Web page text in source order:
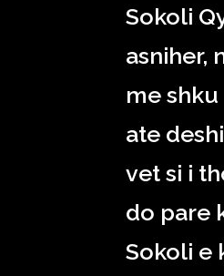
Sokoli
asniher,
me
ate
vet si i
do pare
Sokoli e